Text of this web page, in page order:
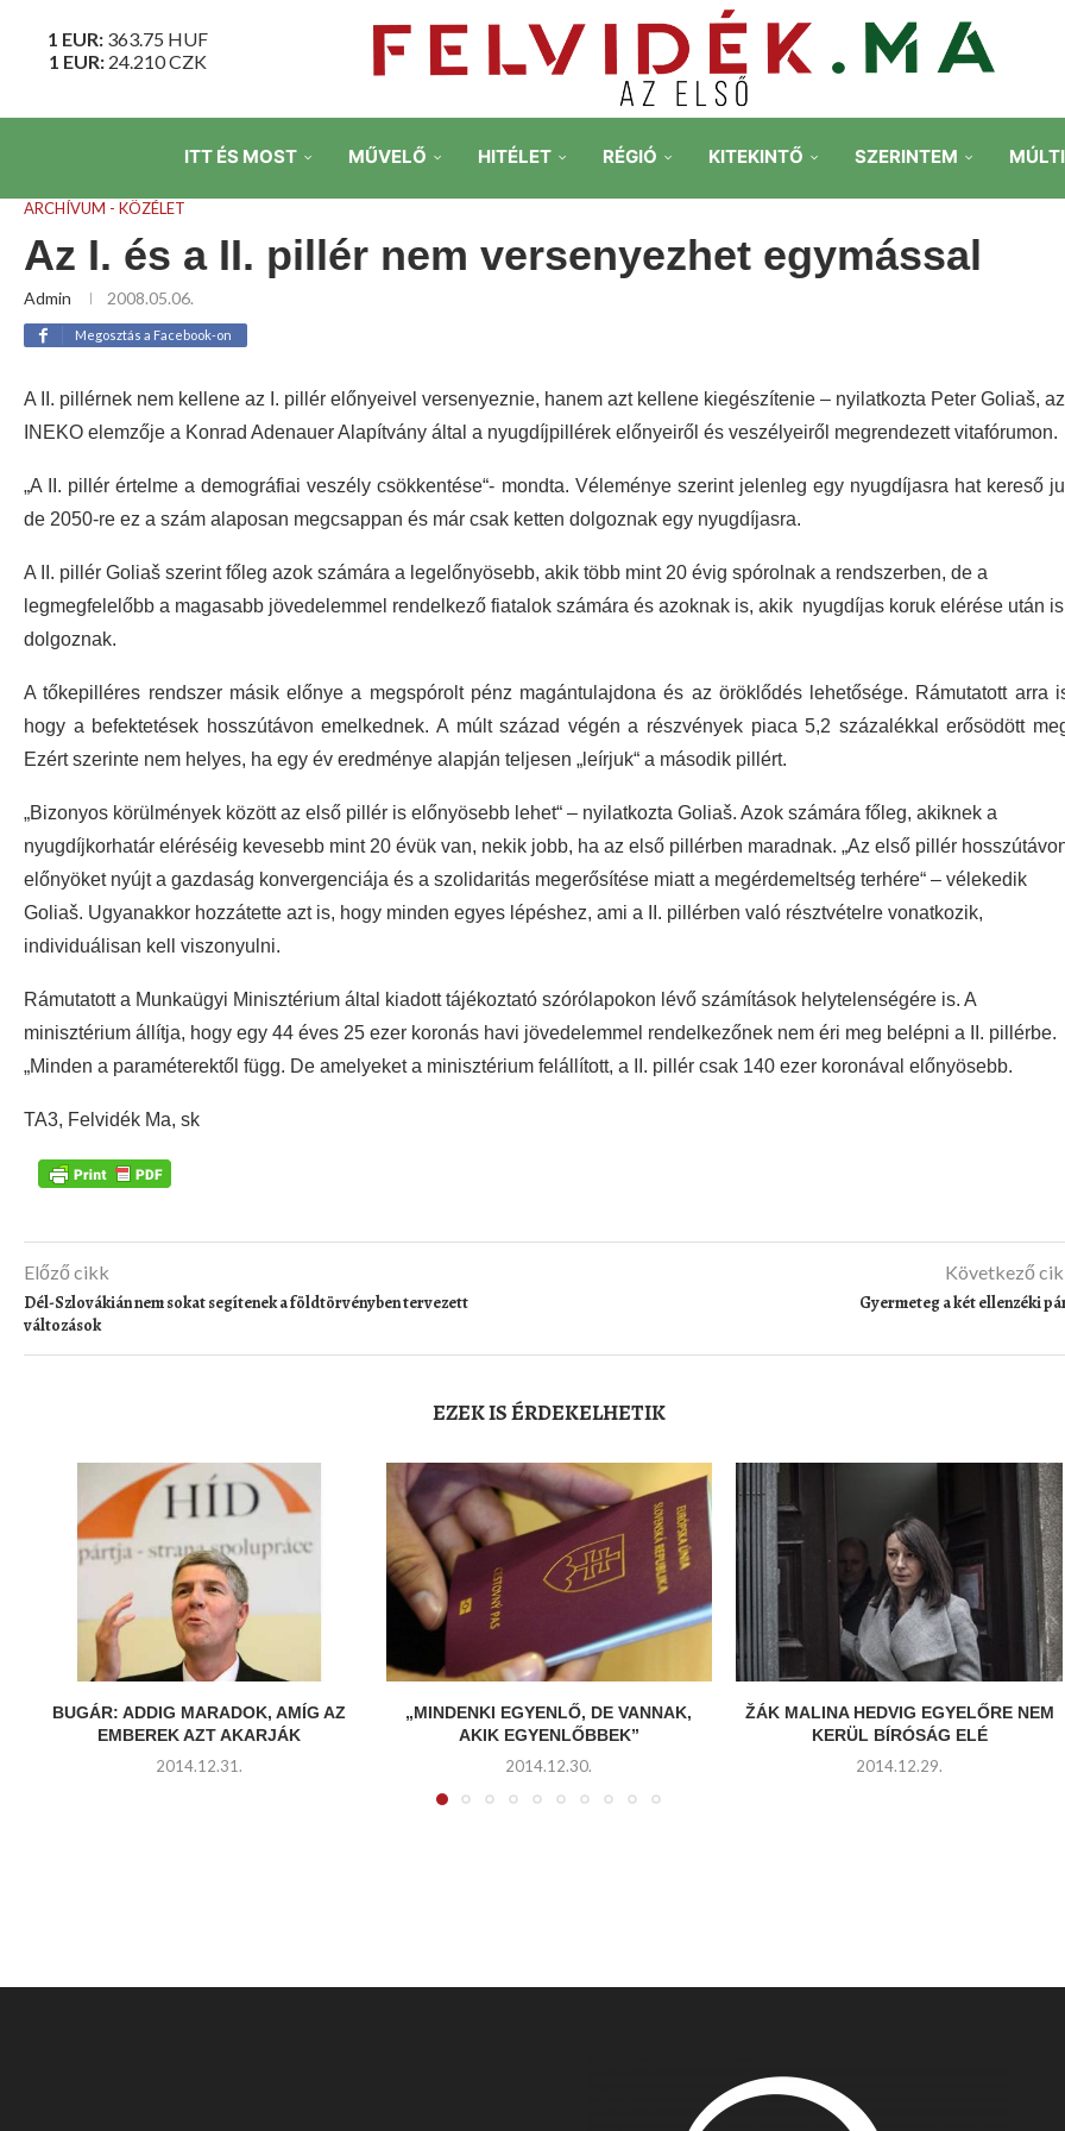
1 EUR: 363.75 HUF
1 EUR: 24.210CZK
ITT ÉS MOST MŰVELŐ HITÉLET RÉGIÓ KITEKINTŐ SZERINTEM
ARCHÍVUM - KÖZÉLET
Az I. és a II. pillér nem versenyezhet egymással
Admin 2008.05.06.
Megosztás a Facebook-on
A II. pillérnek nem kellene az I. pillér előnyeivel versenyeznie, hanem azt kellene kiegészítenie – nyilatkozta Peter Goliaš, az
INEKO elemzője a Konrad Adenauer Alapítvány által a nyugdíjpillérek előnyeiről és veszélyeiről megrendezett vitafórumon.
„A II. pillér értelme a demográfiai veszély csökkentése“- mondta. Véleménye szerint jelenleg egy nyugdíjasra hat kereső
de 2050-re ez a szám alaposan megcsappan és már csak ketten dolgoznak egy nyugdíjasra.
A II. pillér Goliaš szerint főleg azok számára a legelőnyösebb, akik több mint 20 évig spórolnak a rendszerben, de a
legmegfelelőbb a magasabb jövedelemmel rendelkező fiatalok számára és azoknak is, akik nyugdíjas koruk elérése után is
dolgoznak.
A tőkepilléres rendszer másik előnye a megspórolt pénz magántulajdona és az öröklődés lehetősége. Rámutatott arra
hogy a befektetések hosszútávon emelkednek. A múlt század végén a részvények piaca 5,2 százalékkal erősödött
Ezért szerinte nem helyes, ha egy év eredménye alapján teljesen „leírjuk“ a második pillért.
„Bizonyos körülmények között az első pillér is előnyösebb lehet“ – nyilatkozta Goliaš. Azok számára főleg, akiknek a
nyugdíjkorhatár eléréséig kevesebb mint 20 évük van, nekik jobb, ha az első pillérben maradnak. „Az első pillér
előnyöket nyújt a gazdaság konvergenciája és a szolidaritás megerősítése miatt a megérdemeltség terhére“ – vélekedik
Goliaš. Ugyanakkor hozzátette azt is, hogy minden egyes lépéshez, ami a II. pillérben való résztvételre vonatkozik,
individuálisan kell viszonyulni.
Rámutatott a Munkaügyi Minisztérium által kiadott tájékoztató szórólapokon lévő számítások helytelenségére is. A
minisztérium állítja, hogy egy 44 éves 25 ezer koronás havi jövedelemmel rendelkezőnek nem éri meg belépni a II. pillérbe.
„Minden a paraméterektől függ. De amelyeket a minisztérium felállított, a II. pillér csak 140 ezer koronával előnyösebb.
TA3, Felvidék Ma, sk
Előző cikk
Dél-Szlovákián nem sokat segítenek a földtörvényben tervezett
változások
Következő
Gyermeteg a két ellenzéki
EZEK IS ÉRDEKELHETIK
BUGÁR: ADDIG MARADOK, AMÍG AZ
EMBEREK AZT AKARJÁK
2014.12.31.
„MINDENKI EGYENLŐ, DE VANNAK,
AKIK EGYENLŐBBEK”
2014.12.30.
ŽÁK MALINA HEDVIG EGYELŐRE NEM
KERÜL BÍRÓSÁG ELÉ
2014.12.29.